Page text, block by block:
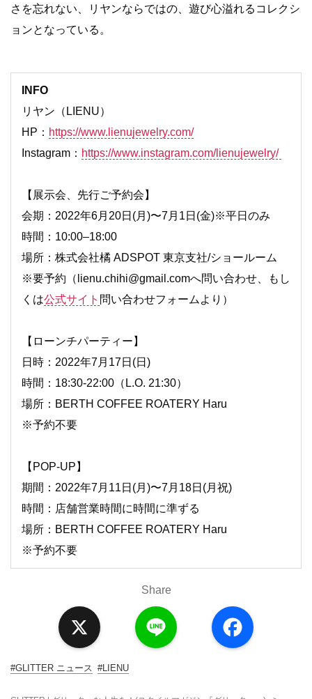
さを忘れない、リヤンならではの、 遊び心溢れるコレクシ
ョンとなっている。
INFO
リヤン（LIENU）
HP： https://www.lienujewelry.com/
Instagram ： https://www.instagram.com/lienujewelry/
【 展示会、先行ご予約会】
会期：2022年6月 20日(月)〜7月 1 日(金)※平日のみ
時間： 10:00–18:00
場所： 株式会社橘 ADSPOT 東京支社/ショールーム
※要予約（lienu.chihi@gmail.comへ問い合わせ、もし
くは公式サイト 問い合わせフォームより）
【ローンチパーティー 】
日時：2022年7月 17日(日)
時間：18:30-22:00（L.O. 21:30）
場所： BERTH COFFEE ROATERY Haru
※予約不要
【POP-UP】
期間：2022年7月 11 日(月)〜7月 18日(月祝)
時間：店舗営業時間に時間に準ずる
場所：BERTH COFFEE ROATERY Haru
※予約不要
Share
a
c
#GLITTER ニュース #LIENU